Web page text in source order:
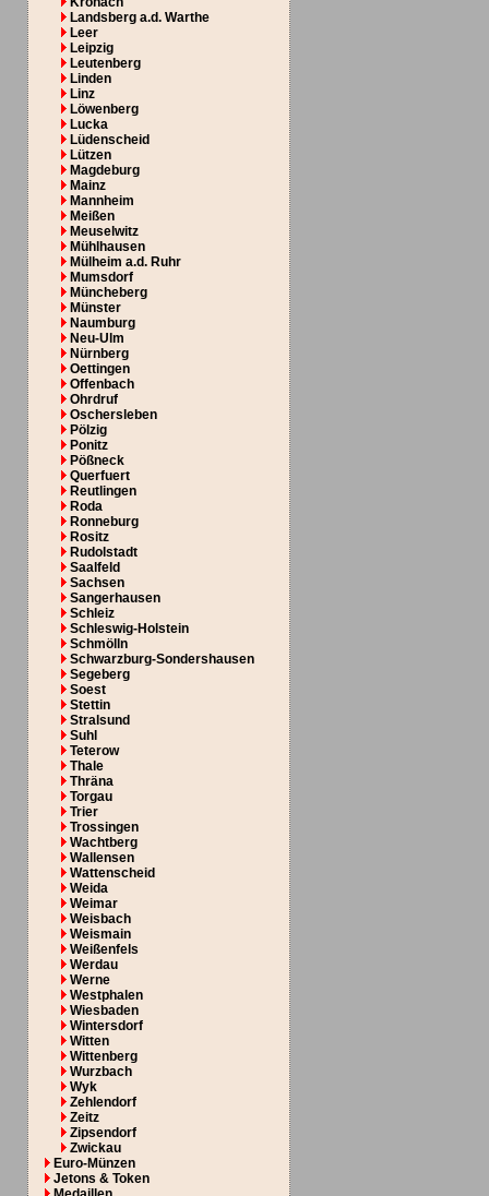
Landsberg a.d. Warthe
Leer
Leipzig
Leutenberg
Linden
Linz
Löwenberg
Lucka
Lüdenscheid
Lützen
Magdeburg
Mainz
Mannheim
Meißen
Meuselwitz
Mühlhausen
Mülheim a.d. Ruhr
Mumsdorf
Müncheberg
Münster
Naumburg
Neu-Ulm
Nürnberg
Oettingen
Offenbach
Ohrdruf
Oschersleben
Pölzig
Ponitz
Pößneck
Querfuert
Reutlingen
Roda
Ronneburg
Rositz
Rudolstadt
Saalfeld
Sachsen
Sangerhausen
Schleiz
Schleswig-Holstein
Schmölln
Schwarzburg-Sondershausen
Segeberg
Soest
Stettin
Stralsund
Suhl
Teterow
Thale
Thräna
Torgau
Trier
Trossingen
Wachtberg
Wallensen
Wattenscheid
Weida
Weimar
Weisbach
Weismain
Weißenfels
Werdau
Werne
Westphalen
Wiesbaden
Wintersdorf
Witten
Wittenberg
Wurzbach
Wyk
Zehlendorf
Zeitz
Zipsendorf
Zwickau
Euro-Münzen
Jetons & Token